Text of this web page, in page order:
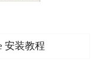
安装教程